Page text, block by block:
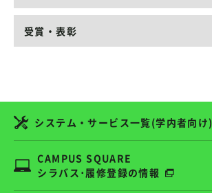
受賞・表彰
システム・サービス一覧(学内者向け)
CAMPUS SQUARE
シラバス･履修登録の情報